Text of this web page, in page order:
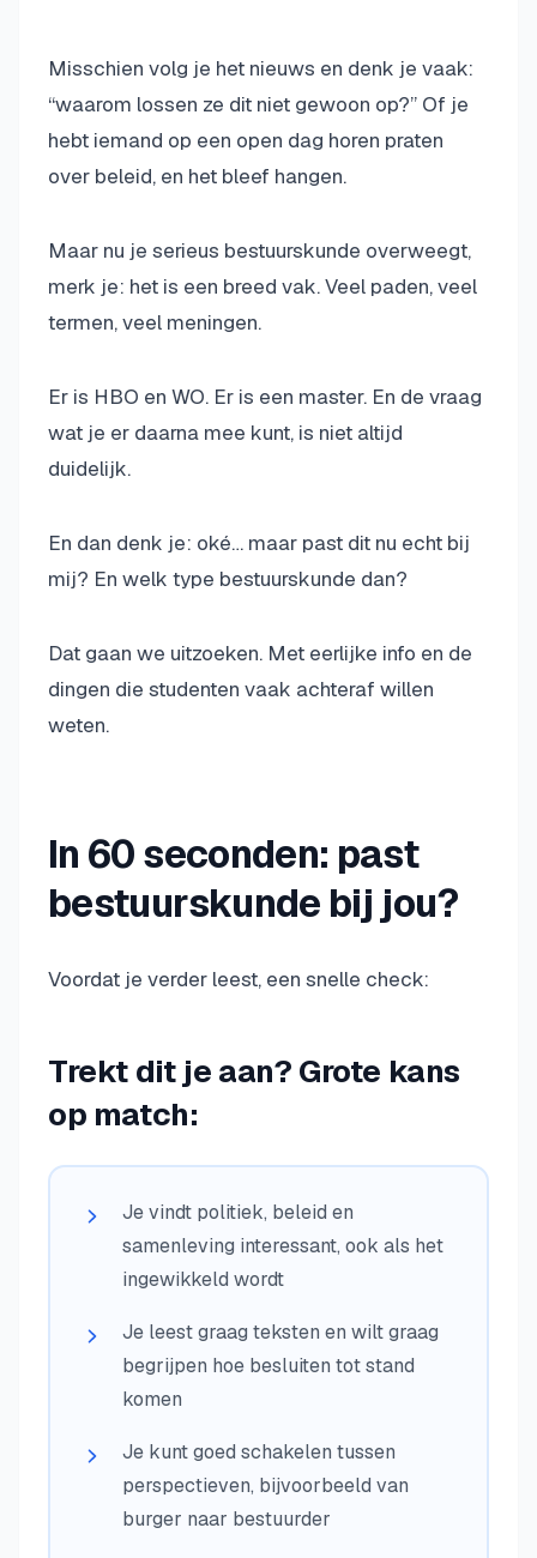
Misschien volg je het nieuws en denk je vaak:
“waarom lossen ze dit niet gewoon op?” Of je
hebt iemand op een open dag horen praten
over beleid, en het bleef hangen.
Maar nu je serieus bestuurskunde overweegt,
merk je: het is een breed vak. Veel paden, veel
termen, veel meningen.
Er is HBO en WO. Er is een master. En de vraag
wat je er daarna mee kunt, is niet altijd
duidelijk.
En dan denk je: oké… maar past dit nu echt bij
mij? En welk type bestuurskunde dan?
Dat gaan we uitzoeken. Met eerlijke info en de
dingen die studenten vaak achteraf willen
weten.
In 60 seconden: past
bestuurskunde bij jou?
Voordat je verder leest, een snelle check:
Trekt dit je aan? Grote kans
op match:
Je vindt politiek, beleid en
samenleving interessant, ook als het
ingewikkeld wordt
Je leest graag teksten en wilt graag
begrijpen hoe besluiten tot stand
komen
Je kunt goed schakelen tussen
perspectieven, bijvoorbeeld van
burger naar bestuurder